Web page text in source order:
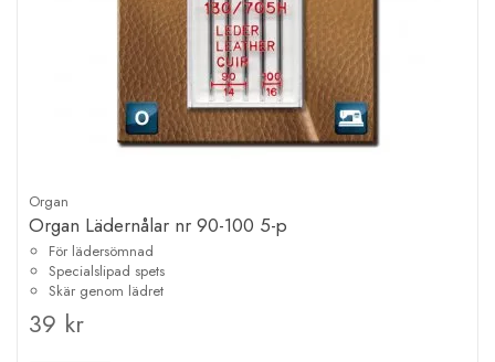
Organ
Organ Lädernålar nr 90-100 5-p
För lädersömnad
Specialslipad spets
Skär genom lädret
39 kr